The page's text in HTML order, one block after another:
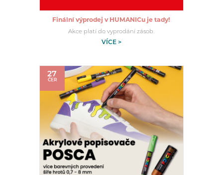
Finální výprodej v HUMANICu je tady!
Akce platí do vyprodání zásob.
VÍCE >
27
ČER